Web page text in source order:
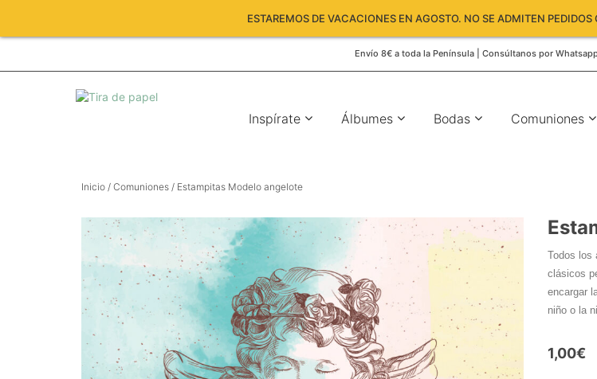
ESTAREMOS DE VACACIONES EN AGOSTO. NO SE ADMITEN
Envío 8€ a toda la Península | Consúltanos por
Inspírate Álbumes Bodas Comuniones
Inicio / Comuniones / Estampitas Modelo angelote
Todos los
clásicos
encargar
niño o la
1,00€